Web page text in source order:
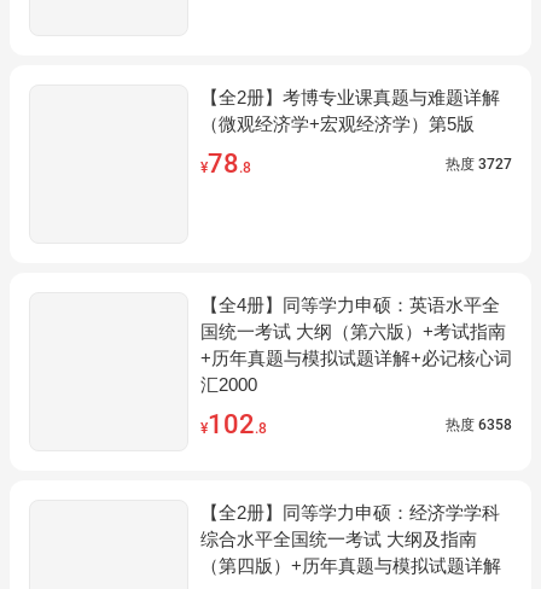
【全2册】考博专业课真题与难题详解
（微观经济学+宏观经济学）第5版
¥78.8 热度 3727
【全4册】同等学力申硕：英语水平全
国统一考试 大纲（第六版）+考试指南
+历年真题与模拟试题详解+必记核心词
汇2000
¥102.8 热度 6358
【全2册】同等学力申硕：经济学学科
综合水平全国统一考试 大纲及指南
（第四版）+历年真题与模拟试题详解